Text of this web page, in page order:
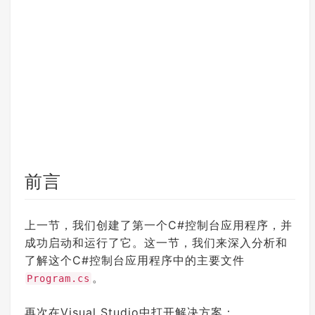
前言
上一节，我们创建了第一个C#控制台应用程序，并
成功启动和运行了它。这一节，我们来深入分析和
了解这个C#控制台应用程序中的主要文件
Program.cs 。
再次在Visual Studio中打开解决方案：